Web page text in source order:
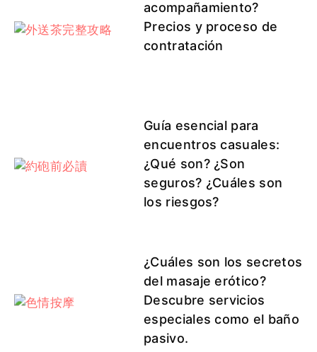
acompañamiento?
Precios y proceso de
contratación
Guía esencial para
encuentros casuales:
¿Qué son? ¿Son
seguros? ¿Cuáles son
los riesgos?
¿Cuáles son los secretos
del masaje erótico?
Descubre servicios
especiales como el baño
pasivo.